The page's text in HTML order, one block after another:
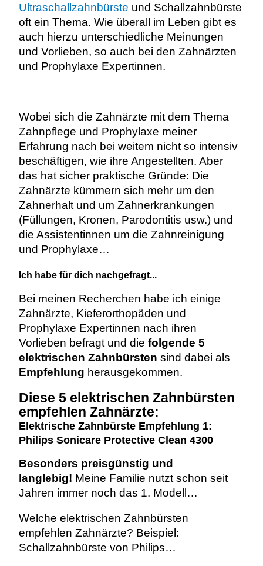
Ultraschallzahnbürste und Schallzahnbürste
oft ein Thema. Wie überall im Leben gibt es
auch hierzu unterschiedliche Meinungen
und Vorlieben, so auch bei den Zahnärzten
und Prophylaxe Expertinnen.
Wobei sich die Zahnärzte mit dem Thema
Zahnpflege und Prophylaxe meiner
Erfahrung nach bei weitem nicht so intensiv
beschäftigen, wie ihre Angestellten. Aber
das hat sicher praktische Gründe: Die
Zahnärzte kümmern sich mehr um den
Zahnerhalt und um Zahnerkrankungen
(Füllungen, Kronen, Parodontitis usw.) und
die Assistentinnen um die Zahnreinigung
und Prophylaxe…
Ich habe für dich nachgefragt...
Bei meinen Recherchen habe ich einige
Zahnärzte, Kieferorthopäden und
Prophylaxe Expertinnen nach ihren
Vorlieben befragt und die folgende 5
elektrischen Zahnbürsten sind dabei als
Empfehlung herausgekommen.
Diese 5 elektrischen Zahnbürsten
empfehlen Zahnärzte:
Elektrische Zahnbürste Empfehlung 1:
Philips Sonicare Protective Clean 4300
Besonders preisgünstig und
langlebig! Meine Familie nutzt schon seit
Jahren immer noch das 1. Modell…
Welche elektrischen Zahnbürsten
empfehlen Zahnärzte? Beispiel:
Schallzahnbürste von Philips…